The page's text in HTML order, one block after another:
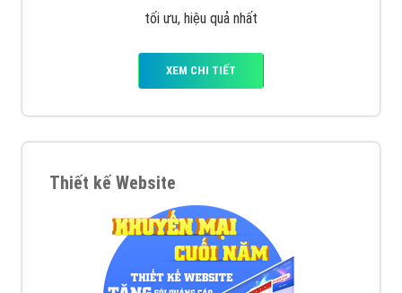
tối ưu, hiệu quả nhất
XEM CHI TIẾT
Thiết kế Website